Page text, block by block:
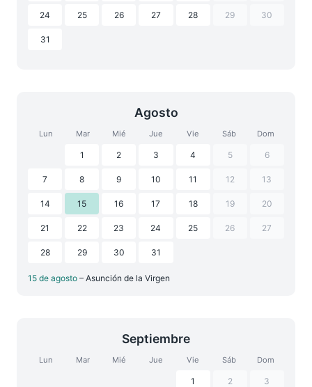
24 25 26 27 28 29 30
31
Agosto
Lun Mar Mié Jue Vie Sáb Dom
1 2 3 4 5 6
7 8 9 10 11 12 13
14 15 16 17 18 19 20
21 22 23 24 25 26 27
28 29 30 31
15 de agosto – Asunción de la Virgen
Septiembre
Lun Mar Mié Jue Vie Sáb Dom
1 2 3